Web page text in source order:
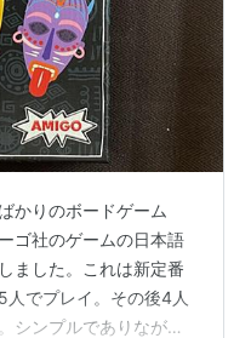
かりのボードゲーム
ゴ社のゲームの日本語
ました。これは新定番
でプレイ。その後4人
シンプルでありながら